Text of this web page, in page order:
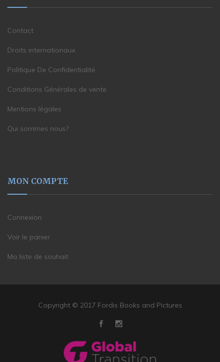
Contact
Droits internationaux
Politique De Confidentialité
Conditions Générales de vente
Mentions légales
Qui sommes nous?
MON COMPTE
Connexion
Voir le panier
Ma liste de souhait
Copyright © 2017 Fordis Books and Pictures